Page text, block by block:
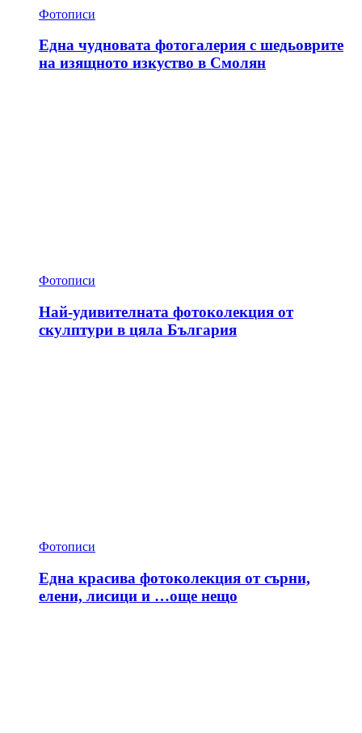
Фотописи
Една чудновата фотогалерия с шедьоврите
на изящното изкуство в Смолян
Фотописи
Най-удивителната фотоколекция от
скулптури в цяла България
Фотописи
Една красива фотоколекция от сърни,
елени, лисици и …още нещо